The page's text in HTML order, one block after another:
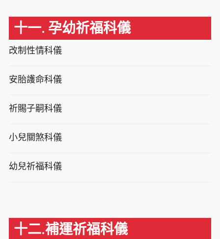
十一. 孕幼祈福科儀
改制性情科儀
安胎護命科儀
祈賜子嗣科儀
小兒關煞科儀
幼兒祈福科儀
十二.補運祈福科儀